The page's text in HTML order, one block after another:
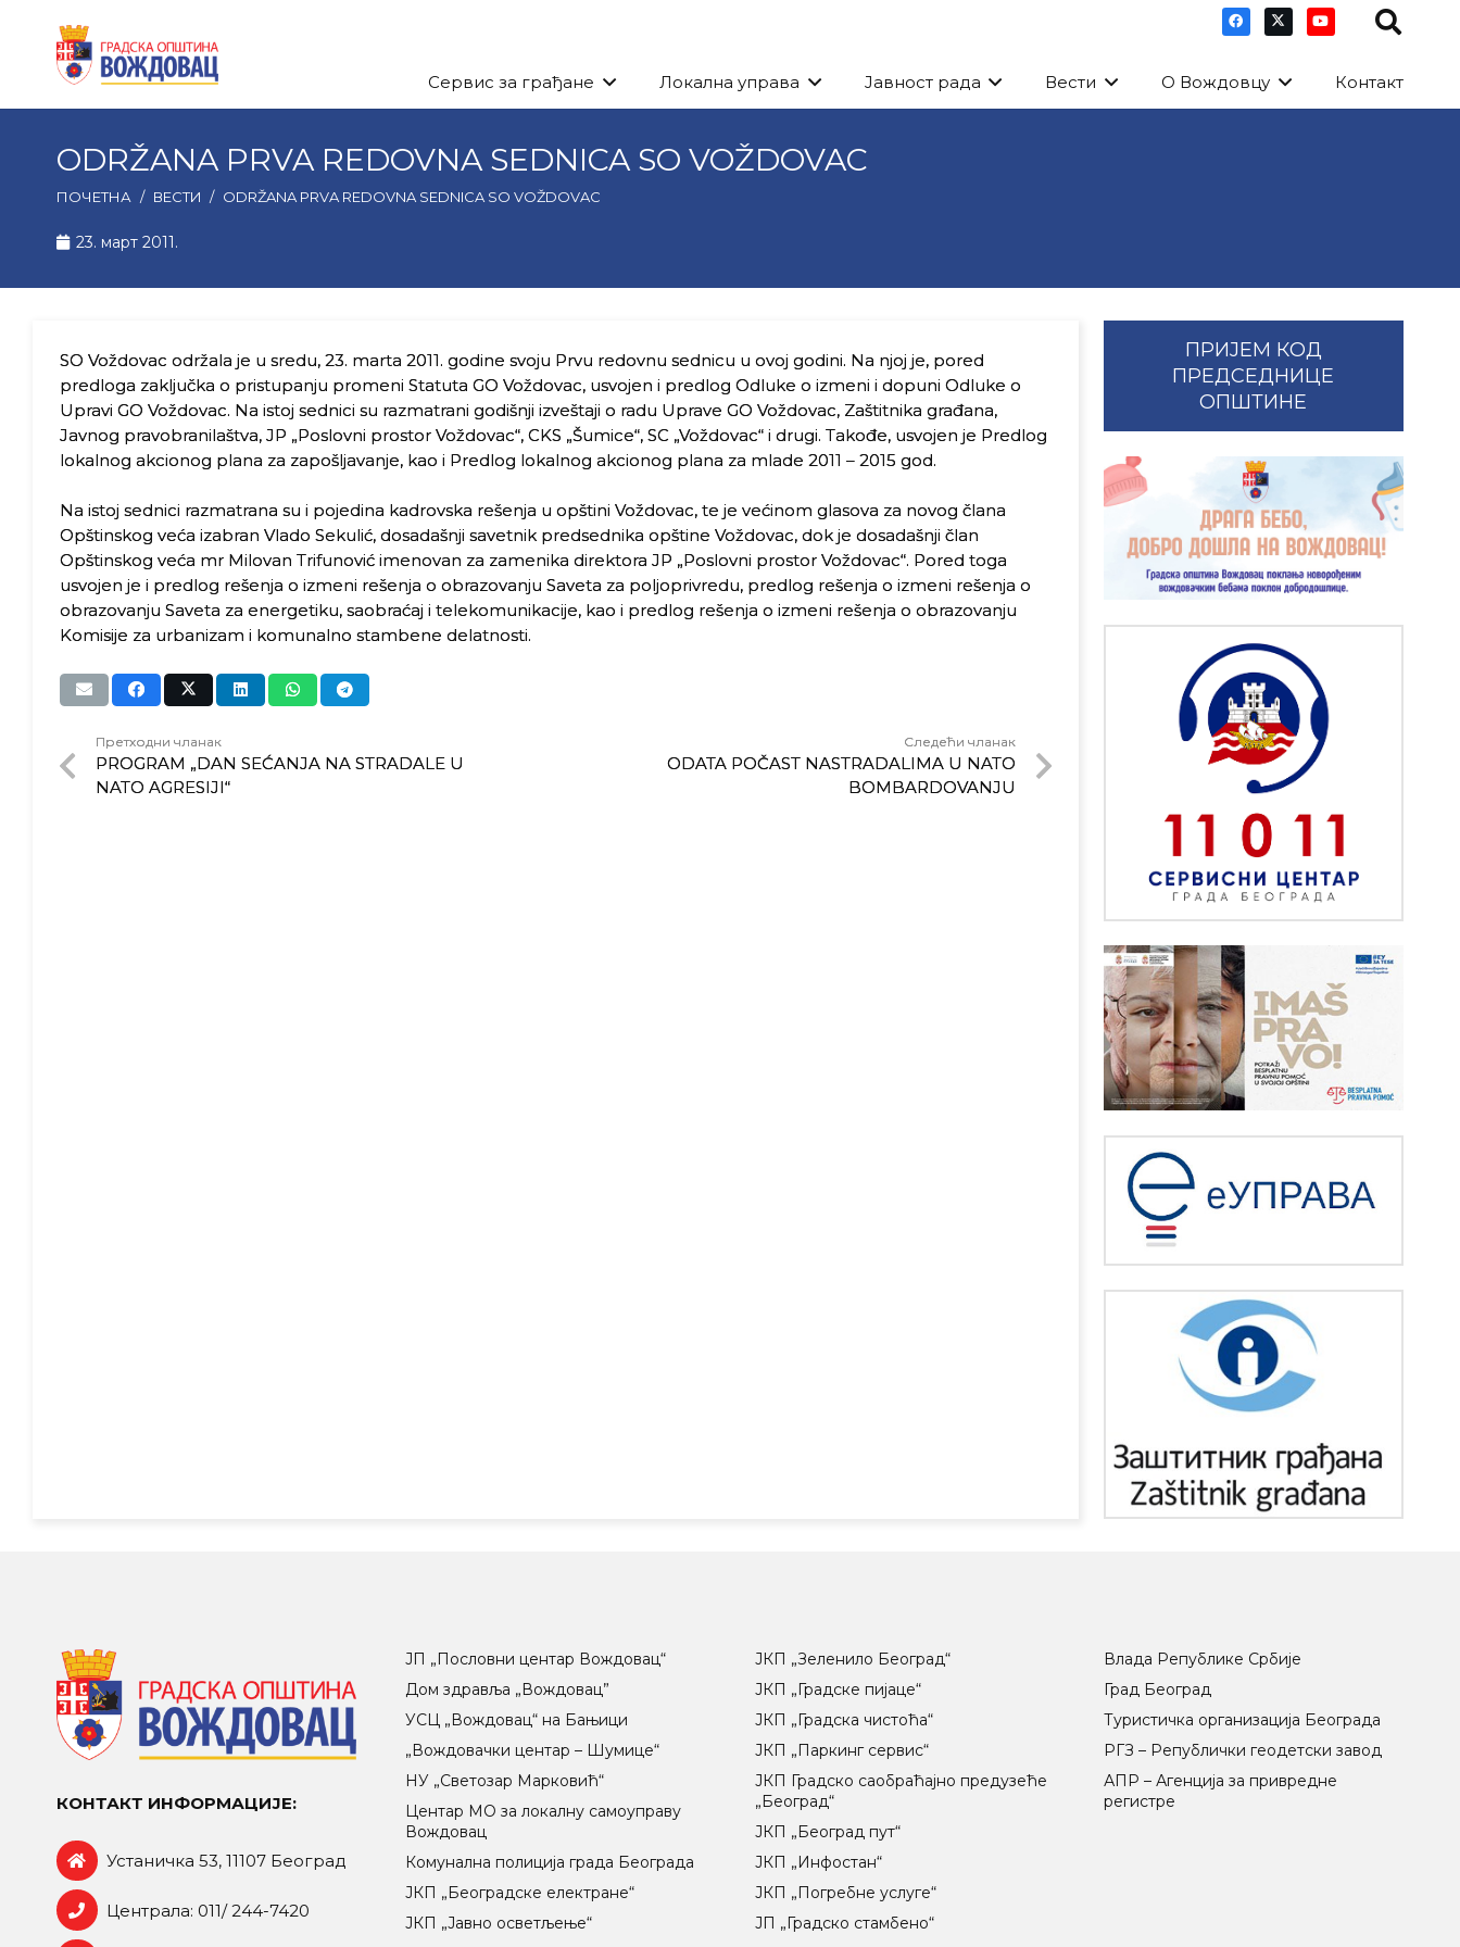
Сервис за грађане Локална управа Јавност рада Вести О Вождовцу Контакт
ODRŽANA PRVA REDOVNA SEDNICA SO VOŽDOVAC
ПОЧЕТНА / ВЕСТИ / ODRŽANA PRVA REDOVNA SEDNICA SO VOŽDOVAC
23. март 2011.
SO Voždovac održala je u sredu, 23. marta 2011. godine svoju Prvu redovnu sednicu u ovoj godini. Na njoj je, pored
predloga zaključka o pristupanju promeni Statuta GO Voždovac, usvojen i predlog Odluke o izmeni i dopuni Odluke o
Upravi GO Voždovac. Na istoj sednici su razmatrani godišnji izveštaji o radu Uprave GO Voždovac, Zaštitnika građana,
Javnog pravobranilaštva, JP „Poslovni prostor Voždovac“, CKS „Šumice“, SC „Voždovac“ i drugi. Takođe, usvojen je Predlog
lokalnog akcionog plana za zapošljavanje, kao i Predlog lokalnog akcionog plana za mlade 2011 – 2015 god.
Na istoj sednici razmatrana su i pojedina kadrovska rešenja u opštini Voždovac, te je većinom glasova za novog člana
Opštinskog veća izabran Vlado Sekulić, dosadašnji savetnik predsednika opštine Voždovac, dok je dosadašnji član
Opštinskog veća mr Milovan Trifunović imenovan za zamenika direktora JP „Poslovni prostor Voždovac“. Pored toga
usvojen je i predlog rešenja o izmeni rešenja o obrazovanju Saveta za poljoprivredu, predlog rešenja o izmeni rešenja o
obrazovanju Saveta za energetiku, saobraćaj i telekomunikacije, kao i predlog rešenja o izmeni rešenja o obrazovanju
Komisije za urbanizam i komunalno stambene delatnosti.
Претходни чланак
PROGRAM „DAN SEĆANJA NA STRADALE U
NATO AGRESIJI“
Следећи чланак
ODATA POČAST NASTRADALIMA U NATO
BOMBARDOVANJU
ПРИЈЕМ КОД
ПРЕДСЕДНИЦЕ
ОПШТИНЕ
КОНТАКТ ИНФОРМАЦИЈЕ:
Устаничка 53, 11107 Београд
Централа: 011/ 244-7420
ЈП „Пословни центар Вождовац“
Дом здравља „Вождовац”
УСЦ „Вождовац“ на Бањици
„Вождовачки центар – Шумице“
НУ „Светозар Марковић“
Центар МO за локалну самоуправу
Вождовац
Комунална полиција града Београда
ЈКП „Београдске електране“
ЈКП „Јавно осветљење“
ЈКП „Зеленило Београд“
ЈКП „Градске пијаце“
ЈКП „Градска чистоћа“
ЈКП „Паркинг сервис“
ЈКП Градско саобраћајно предузеће
„Београд“
ЈКП „Београд пут“
ЈКП „Инфостан“
ЈКП „Погребне услуге“
ЈП „Градско стамбено“
Влада Републике Србије
Град Београд
Туристичка организација Београда
РГЗ – Републички геодетски завод
АПР – Агенција за привредне
регистре